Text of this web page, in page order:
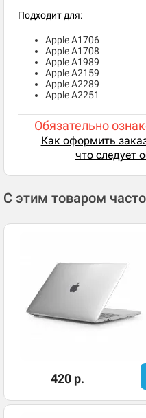
Подходит для:
Apple A1706
Apple A1708
Apple A1989
Apple A2159
Apple A2289
Apple A2251
Обязательно
Как оформить
что следует
С этим товаром
420 р.